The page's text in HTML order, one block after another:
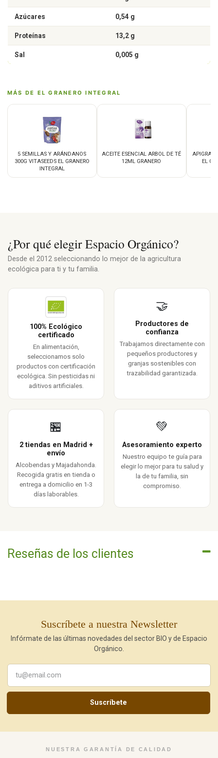
Azúcares 0,54 g
Proteínas 13,2 g
Sal 0,005 g
MÁS DE EL GRANERO INTEGRAL
5 SEMILLAS Y ARÁNDANOS
300G VITASEEDS EL GRANERO
INTEGRAL
ACEITE ESENCIAL ARBOL DE TÉ
12ML GRANERO
APIGRAN
EL
¿Por qué elegir Espacio Orgánico?
Desde el 2012 seleccionando lo mejor de la agricultura
ecológica para ti y tu familia.
100% Ecológico
certificado
En alimentación,
seleccionamos solo
productos con certificación
ecológica. Sin pesticidas ni
aditivos artificiales.
🤝
Productores de
confianza
Trabajamos directamente con
pequeños productores y
granjas sostenibles con
trazabilidad garantizada.
🏪
2 tiendas en Madrid +
envío
Alcobendas y Majadahonda.
Recogida gratis en tienda o
entrega a domicilio en 1-3
días laborables.
💚
Asesoramiento experto
Nuestro equipo te guía para
elegir lo mejor para tu salud y
la de tu familia, sin
compromiso.
Reseñas de los clientes
Suscríbete a nuestra Newsletter
Infórmate de las últimas novedades del sector BIO y de Espacio
Orgánico.
Suscríbete
NUESTRA GARANTÍA DE CALIDAD